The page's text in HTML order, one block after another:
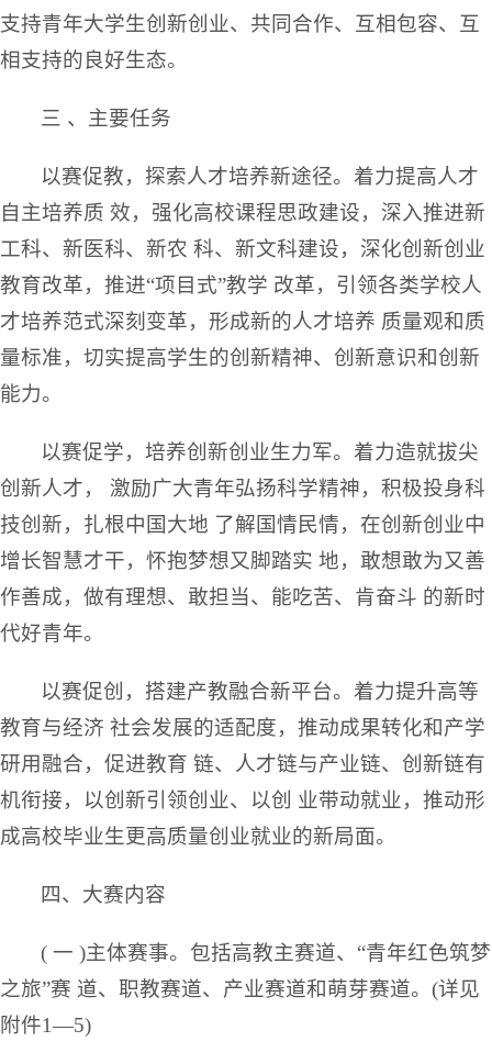
支持青年大学生创新创业、共同合作、互相包容、互
相支持的良好生态。
三 、主要任务
以赛促教，探索人才培养新途径。着力提高人才
自主培养质 效，强化高校课程思政建设，深入推进新
工科、新医科、新农 科、新文科建设，深化创新创业
教育改革，推进“项目式”教学 改革，引领各类学校人
才培养范式深刻变革，形成新的人才培养 质量观和质
量标准，切实提高学生的创新精神、创新意识和创新
能力。
以赛促学，培养创新创业生力军。着力造就拔尖
创新人才， 激励广大青年弘扬科学精神，积极投身科
技创新，扎根中国大地 了解国情民情，在创新创业中
增长智慧才干，怀抱梦想又脚踏实 地，敢想敢为又善
作善成，做有理想、敢担当、能吃苦、肯奋斗 的新时
代好青年。
以赛促创，搭建产教融合新平台。着力提升高等
教育与经济 社会发展的适配度，推动成果转化和产学
研用融合，促进教育 链、人才链与产业链、创新链有
机衔接，以创新引领创业、以创 业带动就业，推动形
成高校毕业生更高质量创业就业的新局面。
四、大赛内容
( 一 )主体赛事。包括高教主赛道、“青年红色筑梦
之旅”赛 道、职教赛道、产业赛道和萌芽赛道。(详见
附件1—5)